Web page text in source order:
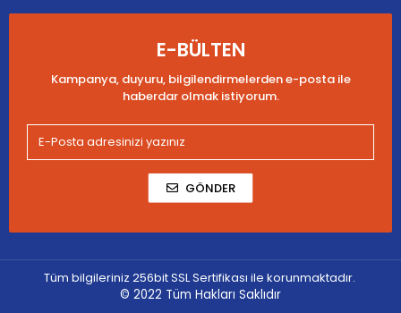
E-BÜLTEN
Kampanya, duyuru, bilgilendirmelerden e-posta ile
haberdar olmak istiyorum.
GÖNDER
Tüm bilgileriniz 256bit SSL Sertifikası ile korunmaktadır.
© 2022 Tüm Hakları Saklıdır